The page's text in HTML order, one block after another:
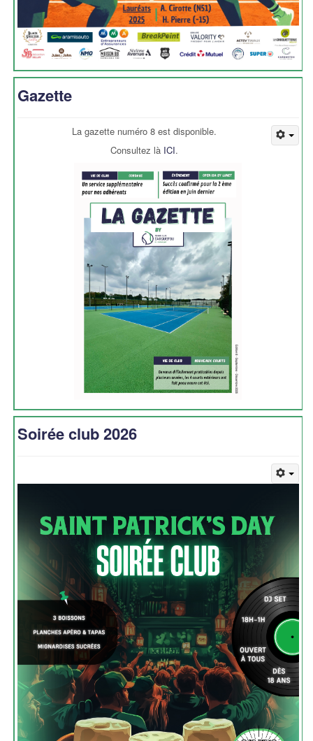
Gazette
La gazette numéro 8 est disponible.
Consultez là ICI.
Soirée club 2026